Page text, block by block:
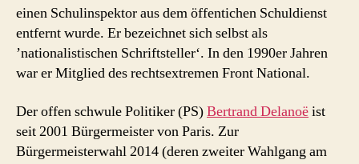
einen Schulinspektor aus dem öffentichen Schuldienst
entfernt wurde. Er bezeichnet sich selbst als
’nationalistischen Schriftsteller‘. In den 1990er Jahren
war er Mitglied des rechtsextremen Front National.
Der offen schwule Politiker (PS)Bertrand Delanoëist
seit 2001 Bürgermeister von Paris. Zur
Bürgermeisterwahl 2014 (deren zweiter Wahlgang am